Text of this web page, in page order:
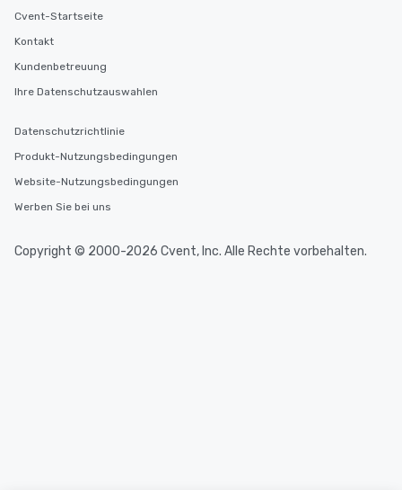
Cvent-Startseite
Kontakt
Kundenbetreuung
Ihre Datenschutzauswahlen
Datenschutzrichtlinie
Produkt-Nutzungsbedingungen
Website-Nutzungsbedingungen
Werben Sie bei uns
Copyright © 2000-2026 Cvent, Inc. Alle Rechte vorbehalten.